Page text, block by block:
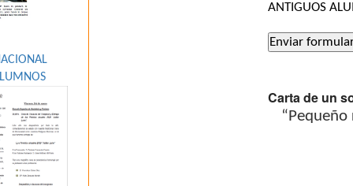
ANTIGUOS
Carta de un